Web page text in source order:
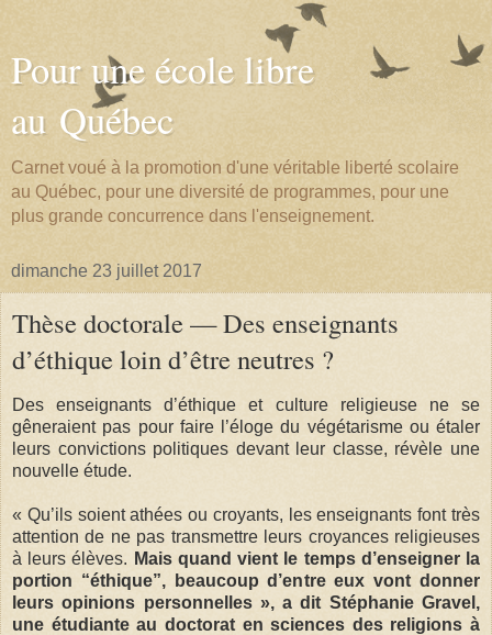
Pour une école libre
au Québec
Carnet voué à la promotion d'une véritable liberté scolaire
au Québec, pour une diversité de programmes, pour une
plus grande concurrence dans l'enseignement.
dimanche 23 juillet 2017
Thèse doctorale — Des enseignants
d’éthique loin d’être neutres ?
Des enseignants d’éthique et culture religieuse ne se
gêneraient pas pour faire l’éloge du végétarisme ou étaler
leurs convictions politiques devant leur classe, révèle une
nouvelle étude.
« Qu’ils soient athées ou croyants, les enseignants font très
attention de ne pas transmettre leurs croyances religieuses
à leurs élèves. Mais quand vient le temps d’enseigner la
portion “éthique”, beaucoup d’entre eux vont donner
leurs opinions personnelles », a dit Stéphanie Gravel,
une étudiante au doctorat en sciences des religions à